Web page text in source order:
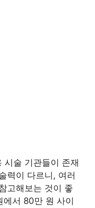
시술 기관들이 존재
력이 다르니, 여러
고해보는 것이 좋
서 80만 원 사이